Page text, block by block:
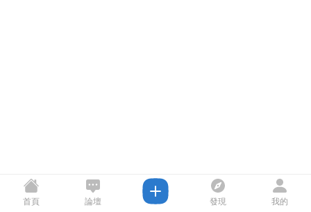
首頁 論壇 發現 我的